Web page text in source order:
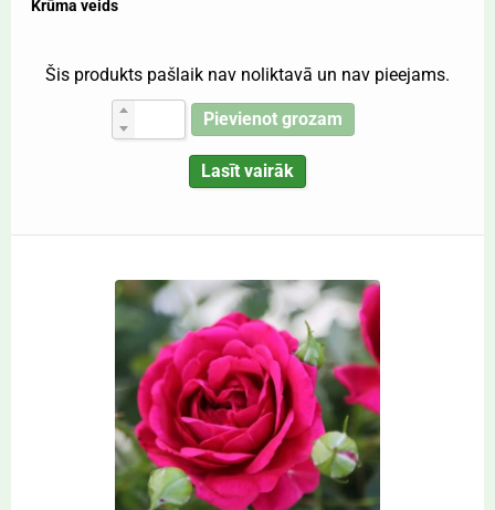
Krūma veids
Šis produkts pašlaik nav noliktavā un nav pieejams.
Pievienot grozam
Lasīt vairāk